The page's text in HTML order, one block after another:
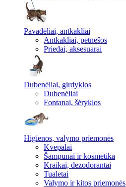
Pavadėliai, antkakliai
Antkakliai, petnešos
Priedai, aksesuarai
Dubenėliai, girdyklos
Dubenėliai
Fontanai, šėryklos
Higienos, valymo priemonės
Kvepalai
Šampūnai ir kosmetika
Kraikai, dezodorantai
Tualetai
Valymo ir kitos priemonės